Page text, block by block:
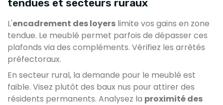
tendues et secteurs ruraux
L'encadrement des loyers limite vos gains en zone
tendue. Le meublé permet parfois de dépasser ces
plafonds via des compléments. Vérifiez les arrêtés
préfectoraux.
En secteur rural, la demande pour le meublé est
faible. Visez plutôt des baux nus pour attirer des
résidents permanents. Analysez la proximité des